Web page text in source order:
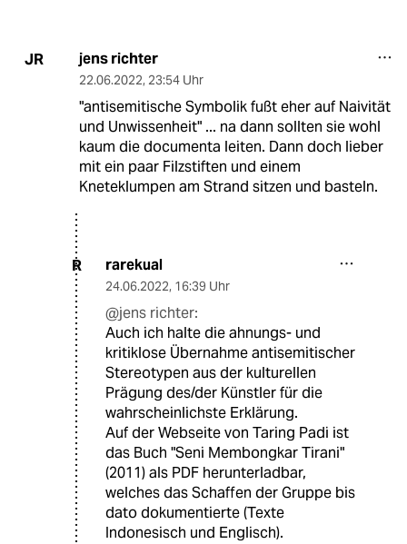
JR jens richter
22.06.2022, 23:54 Uhr
"antisemitische Symbolik fußt eher auf Naivität
und Unwissenheit" ... na dann sollten sie wohl
kaum die documenta leiten. Dann doch lieber
mit ein paar Filzstiften und einem
Kneteklumpen am Strand sitzen und basteln.
R rarekual
24.06.2022, 16:39 Uhr
@jens richter:
Auch ich halte die ahnungs- und
kritiklose Übernahme antisemitischer
Stereotypen aus der kulturellen
Prägung des/der Künstler für die
wahrscheinlichste Erklärung.
Auf der Webseite von Taring Padi ist
das Buch "Seni Membongkar Tirani"
(2011) als PDF herunterladbar,
welches das Schaffen der Gruppe bis
dato dokumentierte (Texte
Indonesisch und Englisch).